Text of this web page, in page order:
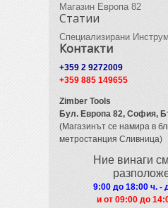
Магазин Европа 82
Статии
Специализирани
Контакти
+359 2 9272009
+359 885 149655
Zimber Tools
Бул. Европа 82, София,
(Магазинът се намира в
метростанция Сливница)
Ние винаги
9:00 до 18:00 ч. -
и от 09:00 до